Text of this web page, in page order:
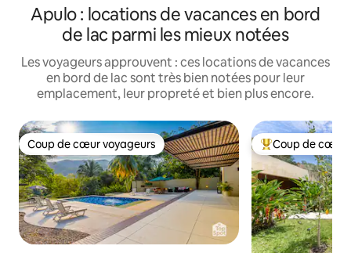
Apulo : locations de vacances en bord
de lac parmi les mieux notées
Les voyageurs approuvent : ces locations de vacances
en bord de lac sont très bien notées pour leur
emplacement, leur propreté et bien plus encore.
Coup de cœur voyageurs
Coup de cœur voyageurs Coups de cœur
Coup de cœur